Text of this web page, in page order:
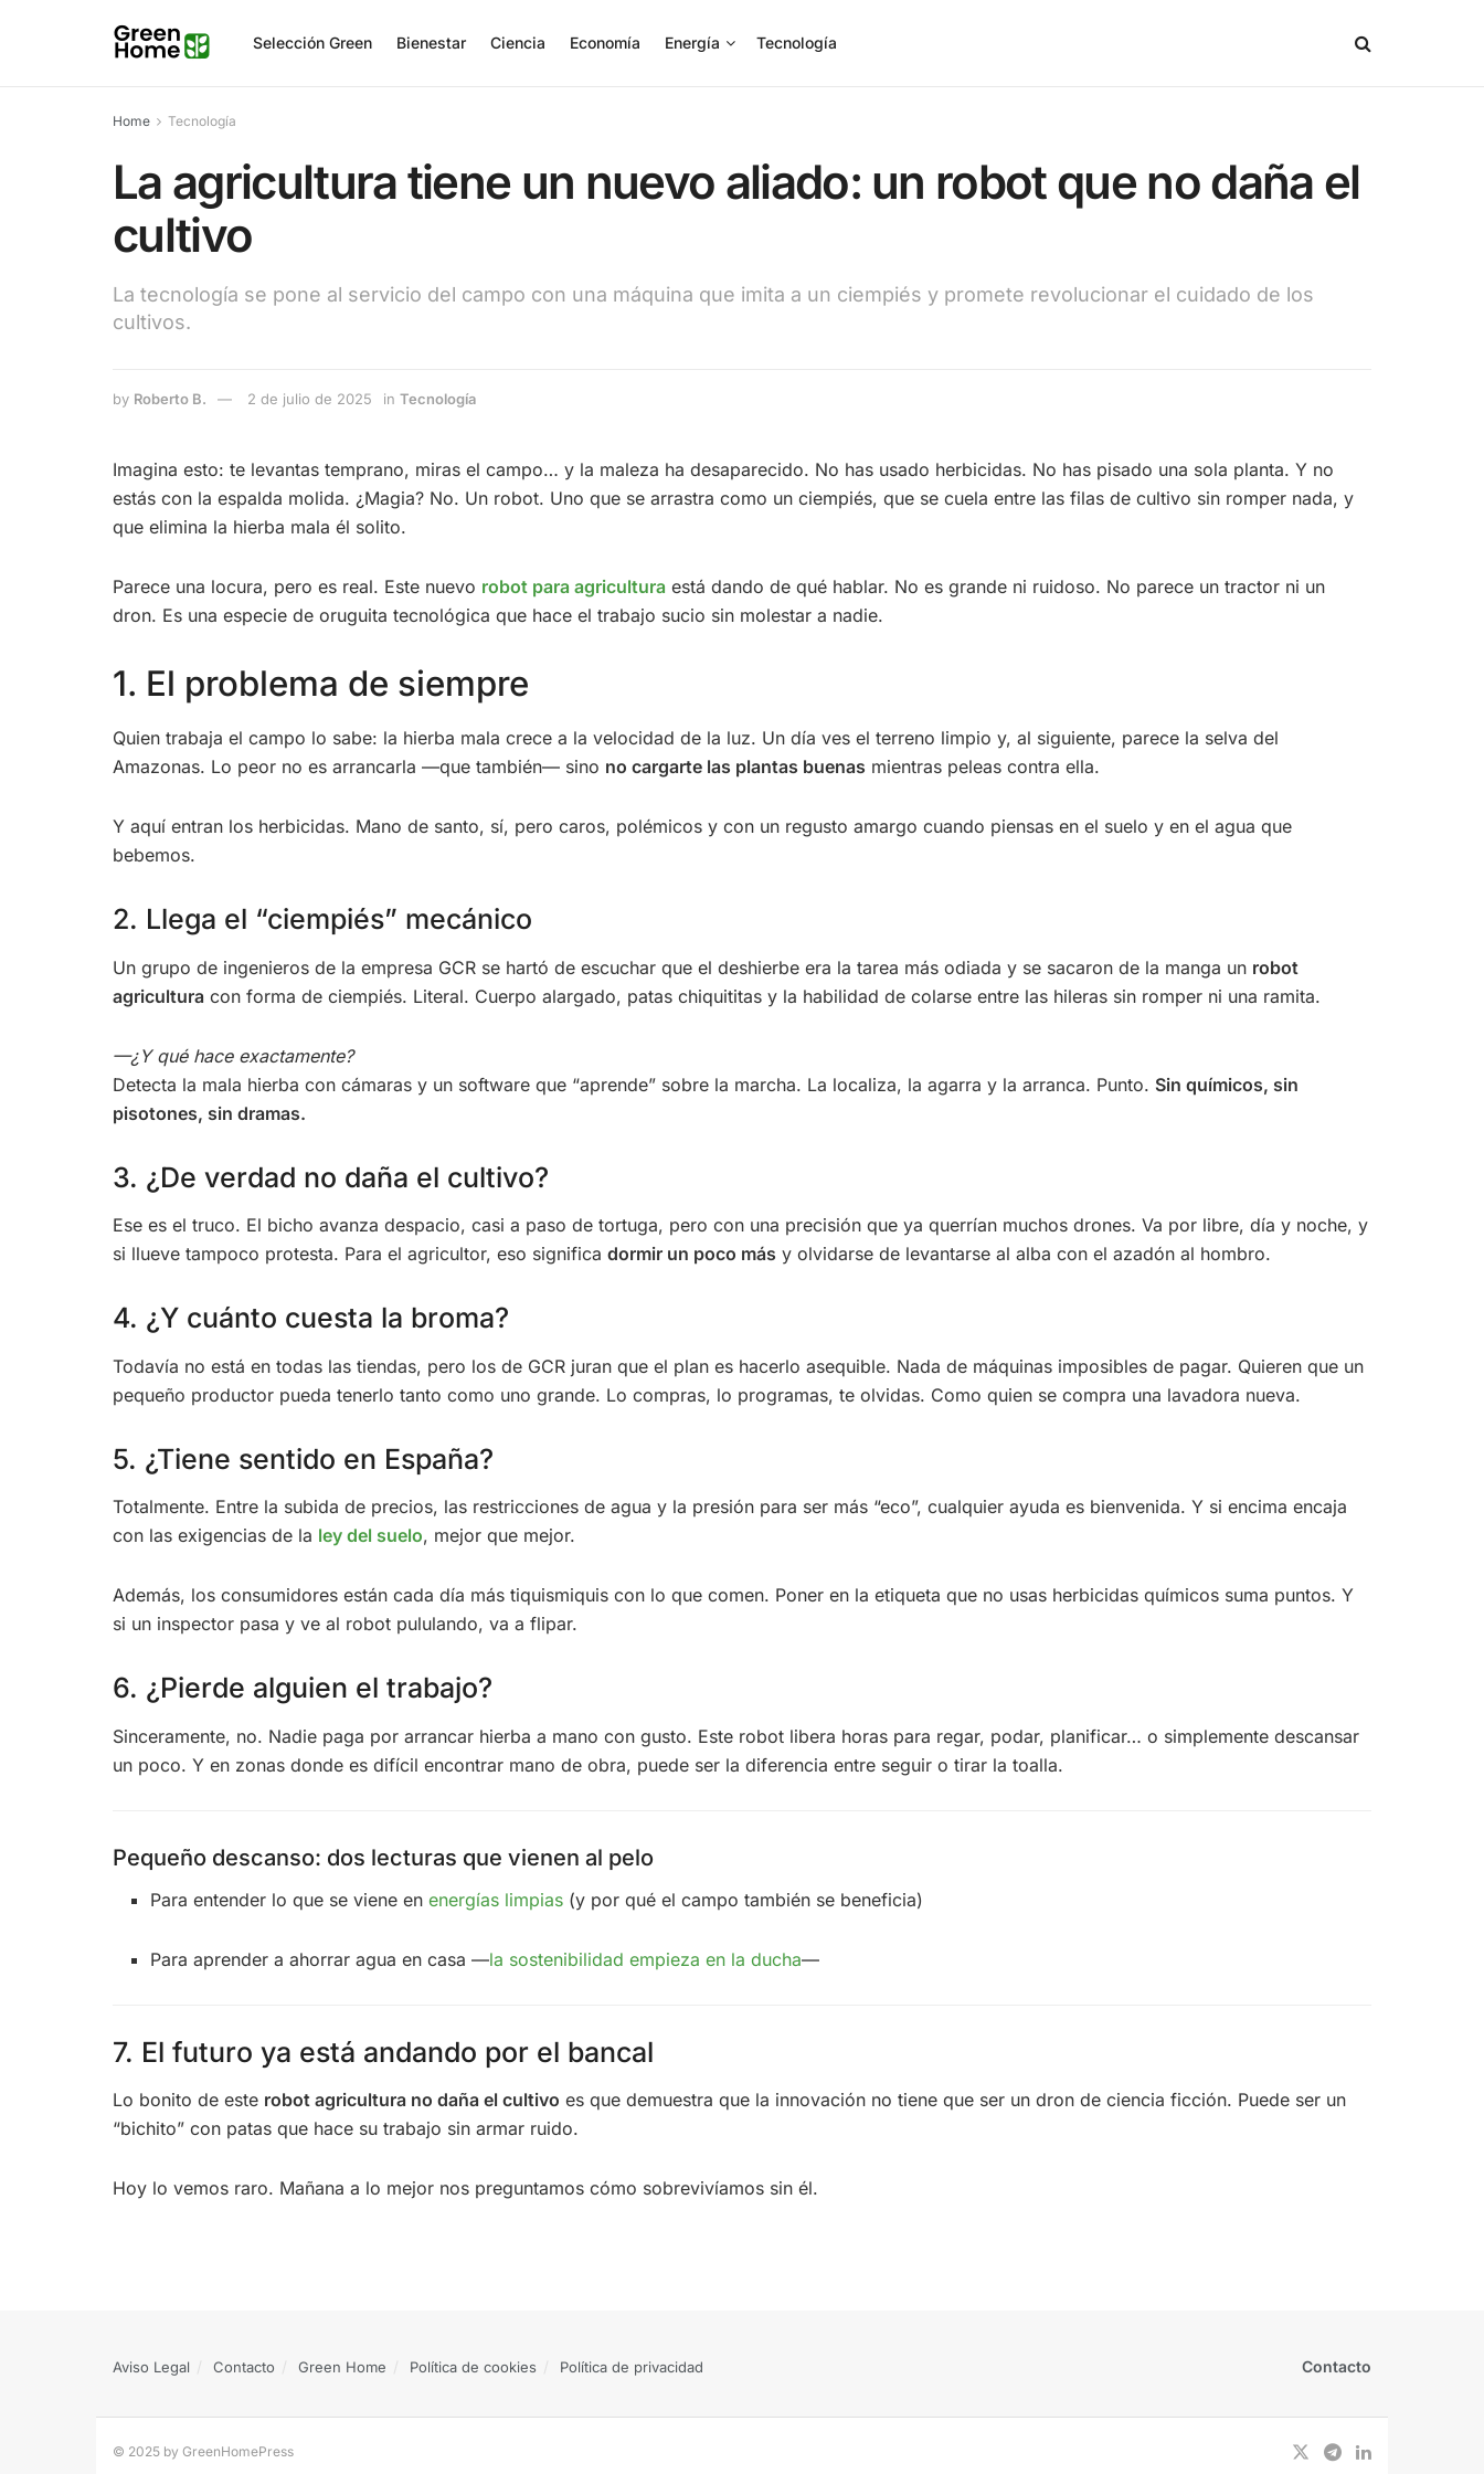
Selección Green Bienestar Ciencia Economía Energía Tecnología
Home Tecnología
La agricultura tiene un nuevo aliado: un robot que no daña el
cultivo
La tecnología se pone al servicio del campo con una máquina que imita a un ciempiés y promete revolucionar el cuidado de los
cultivos.
by Roberto B. 2 de julio de 2025 in Tecnología
Imagina esto: te levantas temprano, miras el campo… y la maleza ha desaparecido. No has usado herbicidas. No has pisado una sola planta. Y no
estás con la espalda molida. ¿Magia? No. Un robot. Uno que se arrastra como un ciempiés, que se cuela entre las filas de cultivo sin romper nada, y
que elimina la hierba mala él solito.
Parece una locura, pero es real. Este nuevo robot para agricultura está dando de qué hablar. No es grande ni ruidoso. No parece un tractor ni un
dron. Es una especie de oruguita tecnológica que hace el trabajo sucio sin molestar a nadie.
1. El problema de siempre
Quien trabaja el campo lo sabe: la hierba mala crece a la velocidad de la luz. Un día ves el terreno limpio y, al siguiente, parece la selva del
Amazonas. Lo peor no es arrancarla —que también— sino no cargarte las plantas buenas mientras peleas contra ella.
Y aquí entran los herbicidas. Mano de santo, sí, pero caros, polémicos y con un regusto amargo cuando piensas en el suelo y en el agua que
bebemos.
2. Llega el “ciempiés” mecánico
Un grupo de ingenieros de la empresa GCR se hartó de escuchar que el deshierbe era la tarea más odiada y se sacaron de la manga un robot
agricultura con forma de ciempiés. Literal. Cuerpo alargado, patas chiquititas y la habilidad de colarse entre las hileras sin romper ni una ramita.
—¿Y qué hace exactamente?
Detecta la mala hierba con cámaras y un software que “aprende” sobre la marcha. La localiza, la agarra y la arranca. Punto. Sin químicos, sin
pisotones, sin dramas.
3. ¿De verdad no daña el cultivo?
Ese es el truco. El bicho avanza despacio, casi a paso de tortuga, pero con una precisión que ya querrían muchos drones. Va por libre, día y noche, y
si llueve tampoco protesta. Para el agricultor, eso significa dormir un poco más y olvidarse de levantarse al alba con el azadón al hombro.
4. ¿Y cuánto cuesta la broma?
Todavía no está en todas las tiendas, pero los de GCR juran que el plan es hacerlo asequible. Nada de máquinas imposibles de pagar. Quieren que un
pequeño productor pueda tenerlo tanto como uno grande. Lo compras, lo programas, te olvidas. Como quien se compra una lavadora nueva.
5. ¿Tiene sentido en España?
Totalmente. Entre la subida de precios, las restricciones de agua y la presión para ser más “eco”, cualquier ayuda es bienvenida. Y si encima encaja
con las exigencias de la ley del suelo, mejor que mejor.
Además, los consumidores están cada día más tiquismiquis con lo que comen. Poner en la etiqueta que no usas herbicidas químicos suma puntos. Y
si un inspector pasa y ve al robot pululando, va a flipar.
6. ¿Pierde alguien el trabajo?
Sinceramente, no. Nadie paga por arrancar hierba a mano con gusto. Este robot libera horas para regar, podar, planificar… o simplemente descansar
un poco. Y en zonas donde es difícil encontrar mano de obra, puede ser la diferencia entre seguir o tirar la toalla.
Pequeño descanso: dos lecturas que vienen al pelo
Para entender lo que se viene enenergías limpias (y por qué el campo también se beneficia)
Para aprender a ahorrar agua en casa —la sostenibilidad empieza en la ducha—
7. El futuro ya está andando por el bancal
Lo bonito de este robot agricultura no daña el cultivo es que demuestra que la innovación no tiene que ser un dron de ciencia ficción. Puede ser un
“bichito” con patas que hace su trabajo sin armar ruido.
Hoy lo vemos raro. Mañana a lo mejor nos preguntamos cómo sobrevivíamos sin él.
Aviso Legal Contacto Green Home Política de cookies Política de privacidad Contacto
© 2025 by GreenHomePress